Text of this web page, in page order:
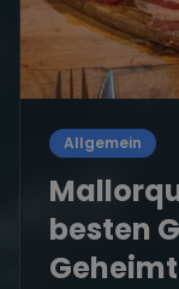
Allgemein
besten